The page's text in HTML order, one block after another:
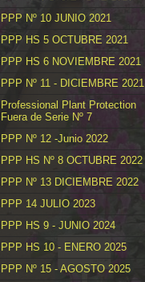
PPP Nº 10 JUNIO 2021
PPP HS 5 OCTUBRE 2021
PPP HS 6 NOVIEMBRE 2021
PPP Nº 11 - DICIEMBRE 2021
Professional Plant Protection
Fuera de Serie Nº 7
PPP Nº 12 -Junio 2022
PPP HS Nº 8 OCTUBRE 2022
PPP Nº 13 DICIEMBRE 2022
PPP 14 JULIO 2023
PPP HS 9 - JUNIO 2024
PPP HS 10 - ENERO 2025
PPP Nº 15 - AGOSTO 2025